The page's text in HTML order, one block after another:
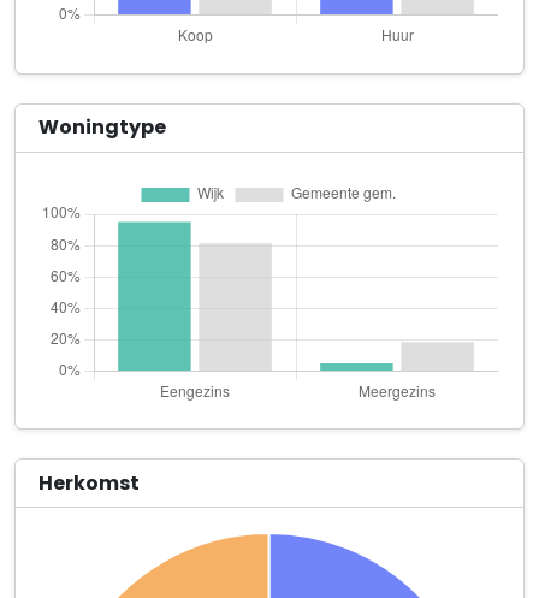
Jettsett Management
Maatschap M.A.J. Potters en J.C.A.M. Potters-Van Haperen
Rucphensebaan 86
Macy Sarinah
Toermalijndijk 15
Martin Hazenbroek Beheer B.V.
MIA Engineering
Koraaldijk 95
Recreatieve Sportvereniging Iris
ReLAB B.V.
Woningtype
Herkomst